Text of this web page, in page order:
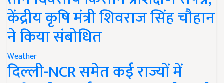
केंद्रीय कृषि मंत्री शिवराज सिंह चौहान
ने किया संबोधित
Weather
दिल्ली-NCR समेत कई राज्यों में